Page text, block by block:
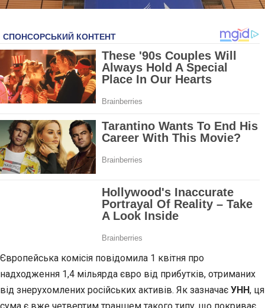
Європейська комісія повідомила 1 квітня про
надходження 1,4 мільярда євро від прибутків, отриманих
від знерухомлених російських активів. Як зазначає УНН, ця